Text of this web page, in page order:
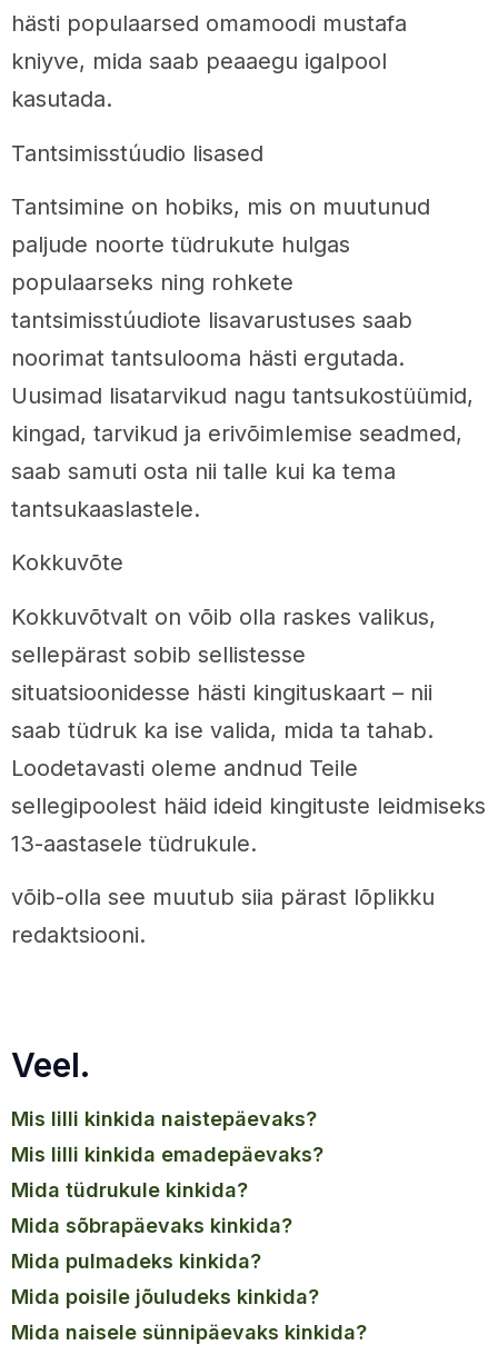
hästi populaarsed omamoodi mustafa
kniyve, mida saab peaaegu igalpool
kasutada.
Tantsimisstúudio lisased
Tantsimine on hobiks, mis on muutunud
paljude noorte tüdrukute hulgas
populaarseks ning rohkete
tantsimisstúudiote lisavarustuses saab
noorimat tantsulooma hästi ergutada.
Uusimad lisatarvikud nagu tantsukostüümid,
kingad, tarvikud ja erivõimlemise seadmed,
saab samuti osta nii talle kui ka tema
tantsukaaslastele.
Kokkuvõte
Kokkuvõtvalt on võib olla raskes valikus,
sellepärast sobib sellistesse
situatsioonidesse hästi kingituskaart – nii
saab tüdruk ka ise valida, mida ta tahab.
Loodetavasti oleme andnud Teile
sellegipoolest häid ideid kingituste leidmiseks
13-aastasele tüdrukule.
võib-olla see muutub siia pärast lõplikku
redaktsiooni.
Veel.
mis lilli kinkida naistepäevaks?
mis lilli kinkida emadepäevaks?
mida tüdrukule kinkida?
mida sõbrapäevaks kinkida?
mida pulmadeks kinkida?
mida poisile jõuludeks kinkida?
mida naisele sünnipäevaks kinkida?